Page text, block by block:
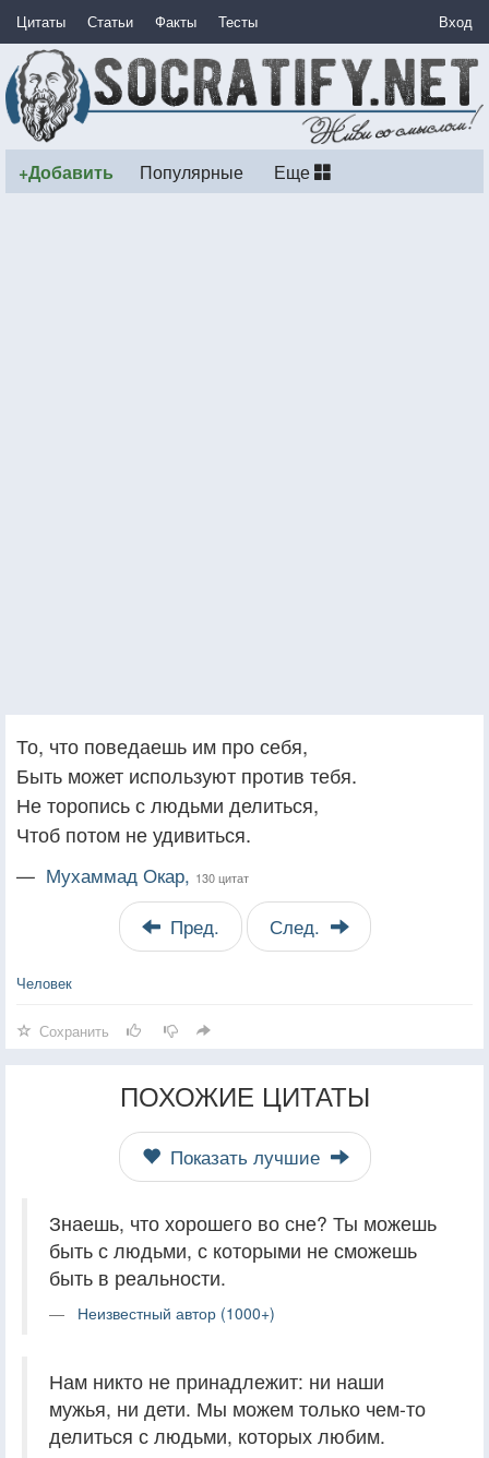
Цитаты Статьи Факты Тесты Вход
+Добавить Популярные Еще
То, что поведаешь им про себя,
Быть может используют против тебя.
Не торопись с людьми делиться,
Чтоб потом не удивиться.
— Мухаммад Окар, 130 цитат
Пред. След.
Человек
Сохранить
ПОХОЖИЕ ЦИТАТЫ
Показать лучшие
Знаешь, что хорошего во сне? Ты можешь
быть с людьми, с которыми не сможешь
быть в реальности.
Неизвестный автор (1000+)
Нам никто не принадлежит: ни наши
мужья, ни дети. Мы можем только чем-то
делиться с людьми, которых любим.